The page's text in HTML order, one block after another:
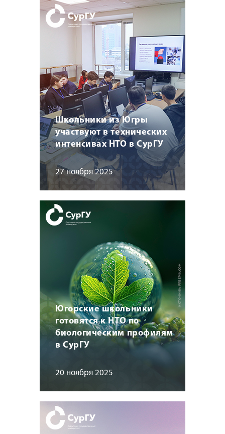
Школьники из Югры
участвуют в технических
интенсивах НТО в СурГУ
27 ноября 2025
Югорские школьники
готовятся к НТО по
биологическим профилям
в СурГУ
20 ноября 2025